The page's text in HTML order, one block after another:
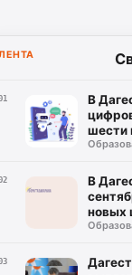
В
шести
языков
В
новых